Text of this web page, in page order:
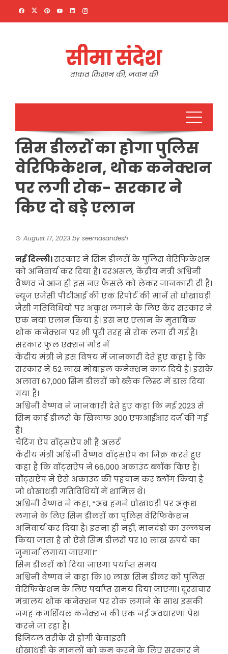
सीमा संदेश
ताकत किसान की, जवान की
सिम डीलरों का होगा पुलिस
वेरिफिकेशन, थोक कनेक्शन
पर लगी रोक- सरकार ने
किए दो बड़े एलान
August 17, 2023 by seemasandesh
नई दिल्ली।सरकार ने सिम डीलरों के पुलिस वेरिफिकेशन
को अनिवार्य कर दिया है। दरअसल, केंद्रीय मंत्री अश्विनी
वैष्णव ने आज ही इस नए फैसले को लेकर जानकारी दी है।
न्यूज एजेंसी पीटीआई की एक रिपोर्ट की मानें तो धोखाधड़ी
जैसी गतिविधियों पर अंकुश लगाने के लिए केंद्र सरकार ने
एक नया एलान किया है। इस नए एलान के मुताबिक
थोक कनेक्शन पर भी पूरी तरह से रोक लगा दी गई है।
सरकार फुल एक्शन मोड में
केंद्रीय मंत्री ने इस विषय में जानकारी देते हुए कहा है कि
सरकार ने 52 लाख मोबाइल कनेक्शन काट दिये हैं। इसके
अलावा 67,000 सिम डीलरों को ब्लैक लिस्ट में डाल दिया
गया है।
अश्विनी वैष्णव ने जानकारी देते हुए कहा कि मई 2023 से
सिम कार्ड डीलरों के खिलाफ 300 एफआईआर दर्ज की गई
हैं।
चैटिंग ऐप वॉट्सऐप भी है अलर्ट
केंद्रीय मंत्री अश्विनी वैष्णव वॉट्सऐप का जिक्र करते हुए
कहा है कि वॉट्सऐप ने 66,000 अकाउंट ब्लॉक किए हैं।
वॉट्सऐप ने ऐसे अकाउंट की पहचान कर ब्लॉग किया है
जो धोखाधड़ी गतिविधियों में शामिल थे।
अश्विनी वैष्णव ने कहा, “अब हमने धोखाधड़ी पर अंकुश
लगाने के लिए सिम डीलरों का पुलिस वेरिफिकेशन
अनिवार्य कर दिया है। इतना ही नहीं, मानदंडों का उल्लंघन
किया जाता है तो ऐसे सिम डीलरों पर 10 लाख रुपये का
जुमार्ना लगाया जाएगा।”
सिम डीलरों को दिया जाएगा पर्याप्त समय
अश्विनी वैष्णव ने कहा कि 10 लाख सिम डीलर को पुलिस
वेरिफिकेशन के लिए पर्याप्त समय दिया जाएगा। दूरसंचार
मंत्रालय थोक कनेक्शन पर रोक लगाने के साथ इसकी
जगह कमर्शियल कनेक्शन की एक नई अवधारणा पेश
करने जा रहा है।
डिजिटल तरीके से होगी केवाइसी
धोखाधड़ी के मामलों को कम करने के लिए सरकार ने